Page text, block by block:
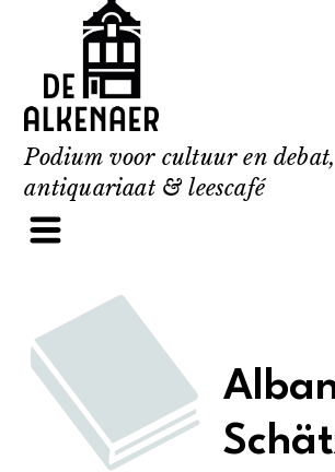
content
Podium voor cultuur en debat,
antiquariaat & leescafé